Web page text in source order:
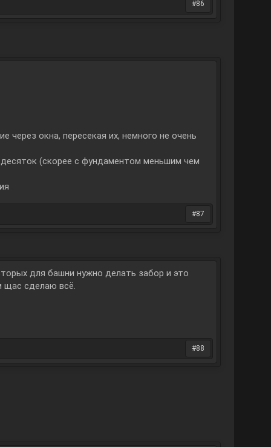
#86
через окна, пересекая их, немного не очень
(скорее с фундаментом меньшим чем
#87
для башни нужно делать забор и это
щас сделаю всё.
#88